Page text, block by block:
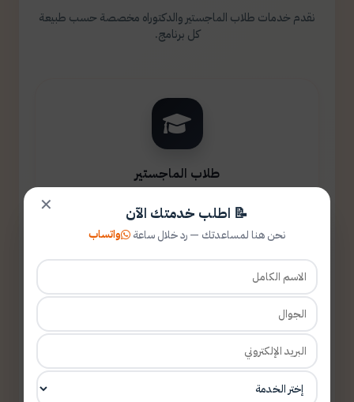
نقدم خدمات طلاب الماجستير والدكتوراه مخصصة حسب طبيعة
كل برنامج.
طلاب الماجستير
✕ 📝 اطلب خدمتك الآن
نحن هنا لمساعدتك — رد خلال ساعة واتساب